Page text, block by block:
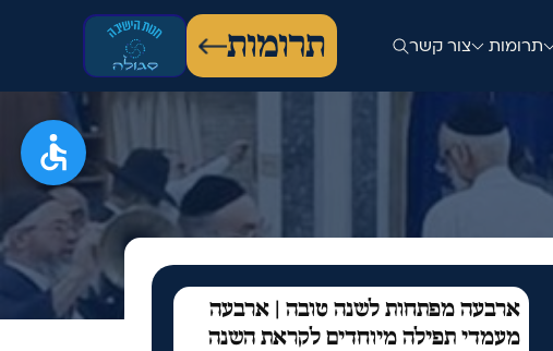
תרומות צור קשר תרומות
ארבעה מפתחות לשנה טובה | ארבעה
מעמדי תפילה מיוחדים לקראת השנה